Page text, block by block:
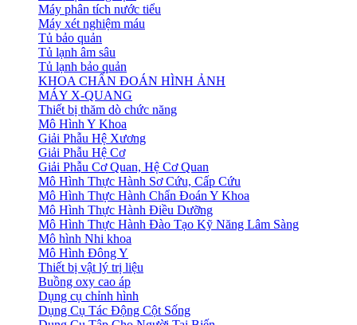
Máy phân tích nước tiểu
Máy xét nghiệm máu
Tủ bảo quản
Tủ lạnh âm sâu
Tủ lạnh bảo quản
KHOA CHẨN ĐOÁN HÌNH ẢNH
MÁY X-QUANG
Thiết bị thăm dò chức năng
Mô Hình Y Khoa
Giải Phẫu Hệ Xương
Giải Phẫu Hệ Cơ
Giải Phẫu Cơ Quan, Hệ Cơ Quan
Mô Hình Thực Hành Sơ Cứu, Cấp Cứu
Mô Hình Thực Hành Chẩn Đoán Y Khoa
Mô Hình Thực Hành Điều Dưỡng
Mô Hình Thực Hành Đào Tạo Kỹ Năng Lâm Sàng
Mô hình Nhi khoa
Mô Hình Đông Y
Thiết bị vật lý trị liệu
Buồng oxy cao áp
Dụng cụ chỉnh hình
Dụng Cụ Tác Động Cột Sống